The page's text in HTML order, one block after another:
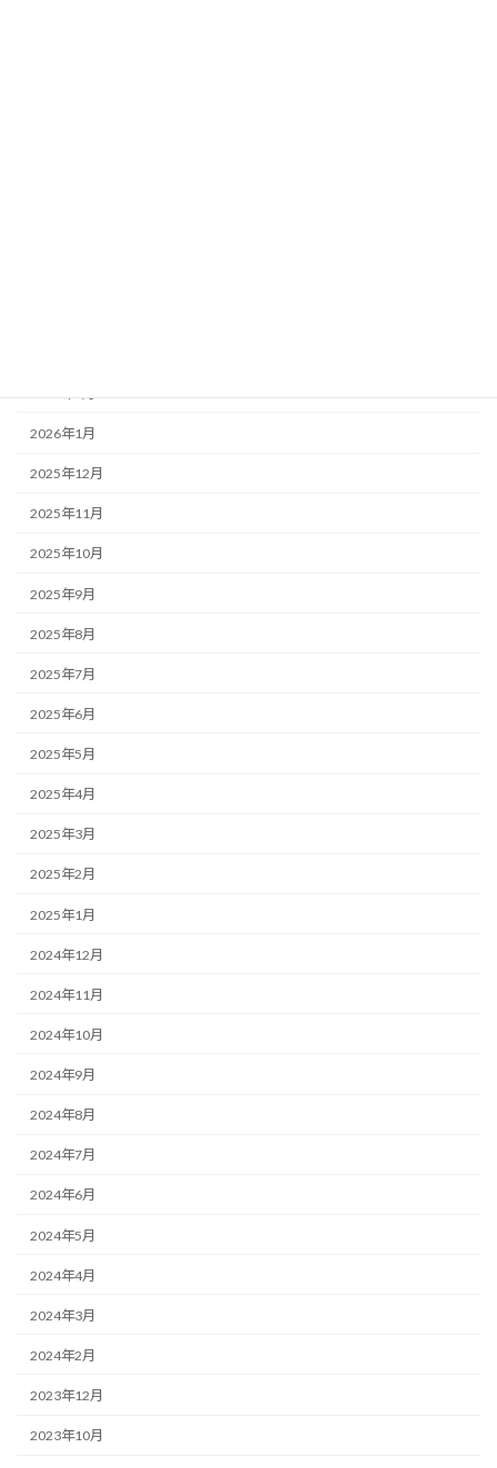
2026年1月
2025年12月
2025年11月
2025年10月
2025年9月
2025年8月
2025年7月
2025年6月
2025年5月
2025年4月
2025年3月
2025年2月
2025年1月
2024年12月
2024年11月
2024年10月
2024年9月
2024年8月
2024年7月
2024年6月
2024年5月
2024年4月
2024年3月
2024年2月
2023年12月
2023年10月